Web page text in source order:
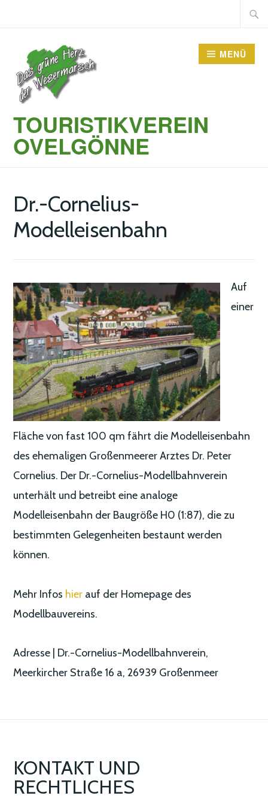
Suche
TOURISTIKVEREIN
OVELGÖNNE
MENÜ
Dr.-Cornelius-
Modelleisenbahn
Auf
einer
Fläche von fast 100 qm fährt die Modelleisenbahn
des ehemaligen Großenmeerer Arztes Dr. Peter
Cornelius. Der Dr.-Cornelius-Modellbahnverein
unterhält und betreibt eine analoge
Modelleisenbahn der Baugröße H0 (1:87), die zu
bestimmten Gelegenheiten bestaunt werden
können.
Mehr Infos hier auf der Homepage des
Modellbauvereins.
Adresse | Dr.-Cornelius-Modellbahnverein,
Meerkircher Straße 16 a, 26939 Großenmeer
KONTAKT UND
RECHTLICHES